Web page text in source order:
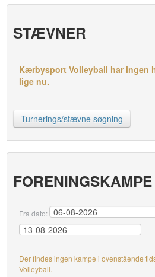
STÆVNER
Kærbysport Volleyball har ingen
lige nu.
Turnerings/stævne søgning
FORENINGSKAMPE
Fra dato:
Der findes ingen kampe i ovenstående
Volleyball.